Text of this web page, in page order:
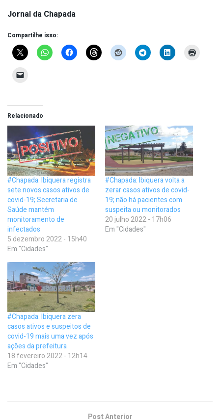
Jornal da Chapada
Compartilhe isso:
Relacionado
#Chapada: Ibiquera registra
sete novos casos ativos de
covid-19; Secretaria de
Saúde mantém
monitoramento de
infectados
5 dezembro 2022 - 15h40
Em "Cidades"
#Chapada: Ibiquera volta a
zerar casos ativos de covid-
19; não há pacientes com
suspeita ou monitorados
20 julho 2022 - 17h06
Em "Cidades"
#Chapada: Ibiquera zera
casos ativos e suspeitos de
covid-19 mais uma vez após
ações da prefeitura
18 fevereiro 2022 - 12h14
Em "Cidades"
Post Anterior